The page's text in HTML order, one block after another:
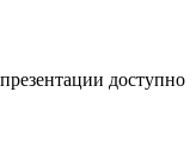
доступно